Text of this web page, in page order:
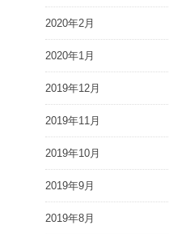
2020年2月
2020年1月
2019年12月
2019年11月
2019年10月
2019年9月
2019年8月